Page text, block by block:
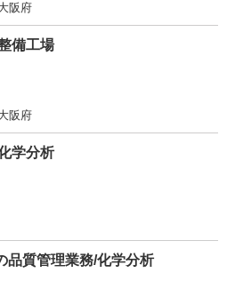
阪府
備工場
阪府
学分析
品質管理業務/化学分析